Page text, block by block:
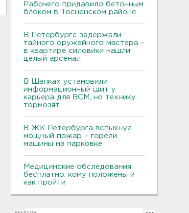
Рабочего придавило бетонным
блоком в Тосненском районе
В Петербурге задержали
тайного оружейного мастера –
в квартире силовики нашли
целый арсенал
В Шапках установили
информационный щит у
карьера для ВСМ, но технику
тормозят
В ЖК Петербурга вспыхнул
мощный пожар – горели
машины на парковке
Медицинские обследования
бесплатно: кому положены и
как пройти